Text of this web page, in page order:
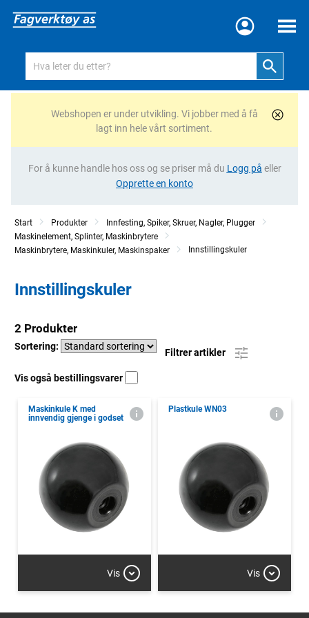
Meny
Webshopen er under utvikling. Vi jobber med å få
lagt inn hele vårt sortiment.
For å kunne handle hos oss og se priser må du Logg på eller
Opprette en konto
Start Produkter
Innfesting, Spiker, Skruer, Nagler, Plugger
Maskinelement, Splinter, Maskinbrytere
Maskinbrytere, Maskinkuler, Maskinspaker
Innstillingskuler
Innstillingskuler
2 Produkter
Sortering:
Filtrer artikler
Vis også bestillingsvarer
Maskinkule K med
innvendig gjenge i godset
Vis
Plastkule WN03
Vis